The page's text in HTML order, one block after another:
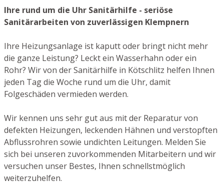
Ihre rund um die Uhr Sanitärhilfe - seriöse
Sanitärarbeiten von zuverlässigen Klempnern
Ihre Heizungsanlage ist kaputt oder bringt nicht mehr
die ganze Leistung? Leckt ein Wasserhahn oder ein
Rohr? Wir von der Sanitärhilfe in Kötschlitz helfen Ihnen
jeden Tag die Woche rund um die Uhr, damit
Folgeschäden vermieden werden.
Wir kennen uns sehr gut aus mit der Reparatur von
defekten Heizungen, leckenden Hähnen und verstopften
Abflussrohren sowie undichten Leitungen. Melden Sie
sich bei unseren zuvorkommenden Mitarbeitern und wir
versuchen unser Bestes, Ihnen schnellstmöglich
weiterzuhelfen.